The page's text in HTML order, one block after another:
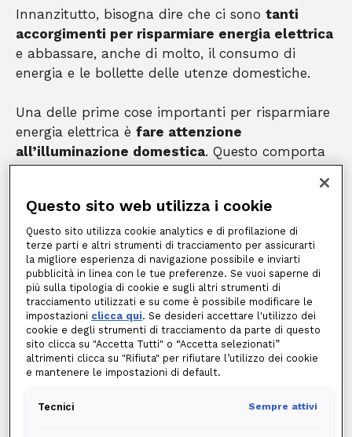
Innanzitutto, bisogna dire che ci sono tanti
accorgimenti per risparmiare energia elettrica
e abbassare, anche di molto, il consumo di
energia e le bollette delle utenze domestiche.
Una delle prime cose importanti per risparmiare
energia elettrica è fare attenzione
all’illuminazione domestica. Questo comporta
sfruttare l’illuminazione naturale , tenendo aperte le finestre di
sostituire le vecchie lampadine alogene conlampadine a led
consumano fino al 75% in meno e hanno una vita molto più lunga;
ricordarsi di spegnere le luciquando si esce da una stanza, per
non consumare energia inutilmente;
sfruttaresistemi smart con funzionalità avanzate per l’utilizzo
dell’illuminazione in casa.
In secondo luogo, bisogna lavorare sulla
maggiore fonte di consumo in casa, ovvero gli
elettrodomestici
trucchi per ridurre i consumi degli
Questo sito web utilizza i cookie
Questo sito utilizza cookie analytics e di profilazione di
terze parti e altri strumenti di tracciamento per assicurarti
la migliore esperienza di navigazione possibile e inviarti
pubblicità in linea con le tue preferenze. Se vuoi saperne di
più sulla tipologia di cookie e sugli altri strumenti di
tracciamento utilizzati e su come è possibile modificare le
impostazioni clicca qui. Se desideri accettare l'utilizzo dei
cookie e degli strumenti di tracciamento da parte di questo
sito clicca su "Accetta Tutti" o “Accetta selezionati”
altrimenti clicca su "Rifiuta" per rifiutare l’utilizzo dei cookie
e mantenere le impostazioni di default.
Tecnici Sempre attivi